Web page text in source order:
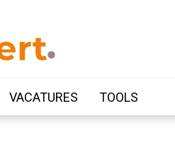
VACATURES TOOLS